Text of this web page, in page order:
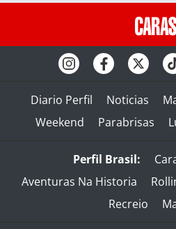
Diario Perfil Noticias
Weekend
Parabrisas
Perfil Brasil:
Aventuras Na Historia
Recreio